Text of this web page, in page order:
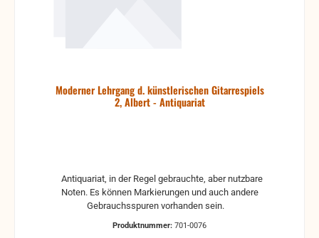
Moderner Lehrgang d. künstlerischen Gitarrespiels
2, Albert - Antiquariat
Noten. Es können Markierungen und auch andere
Produktnummer: 701-0076